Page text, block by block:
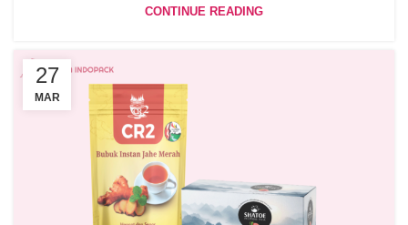
CONTINUE READING
27
MAR